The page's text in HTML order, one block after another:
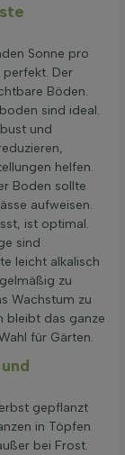
Sonne pro
perfekt. Der
Böden.
sind ideal.
und
helfen.
Boden sollte
aufweisen.
ist optimal.
sind
leicht alkalisch
zu
Wachstum zu
bleibt das ganze
für Gärten.
gepflanzt
in Töpfen
bei Frost.